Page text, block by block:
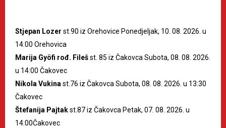
Stjepan Lozer st.90 iz Orehovice Ponedjeljak, 10. 08. 2026. u
14:00 Orehovica
Marija Gyöfi rođ. Filešst. 85 iz Čakovca Subota, 08. 08. 2026.
u 14:00 Čakovec
Nikola Vukinast.76 iz Čakovca Subota, 08. 08. 2026. u 13:30
Čakovec
Štefanija Pajtakst.87 iz Čakovca Petak, 07. 08. 2026. u
14:00Čakovec